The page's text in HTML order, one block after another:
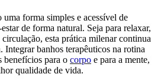
uma forma simples e acessível de
de forma natural. Seja para relaxar,
esta prática milenar continua
Integrar banhos terapêuticos na rotina
benefícios para o corpo e para a mente,
qualidade de vida.